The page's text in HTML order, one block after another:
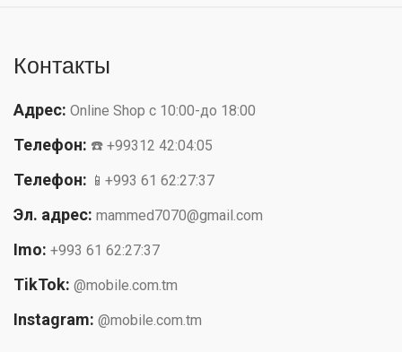
Контакты
Адрес: Online Shop с 10:00-до 18:00
Телефон: ☎️ +99312 42:04:05
Телефон: 📱+993 61 62:27:37
Эл. адрес: mammed7070@gmail.com
Imo: +993 61 62:27:37
TikTok: @mobile.com.tm
Instagram: @mobile.com.tm